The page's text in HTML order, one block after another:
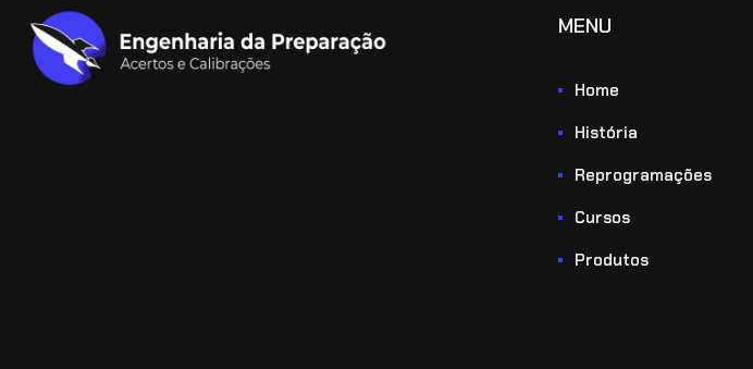
MENU
Home
História
Reprogramações
Cursos
Produtos